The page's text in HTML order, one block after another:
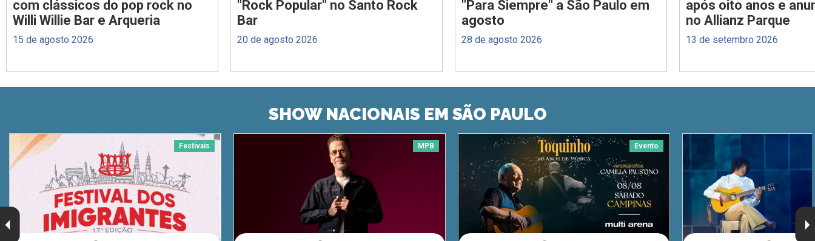
com clássicos do pop rock no
Willi Willie Bar e Arqueria
15 de agosto 2026
"Rock Popular" no Santo Rock
Bar
20 de agosto 2026
"Para Siempre" a São Paulo em
agosto
28 de agosto 2026
após oito anos e
no Allianz Parque
13 de setembro 2026
SHOW NACIONAIS EM SÃO PAULO
Festivais MPB Evento